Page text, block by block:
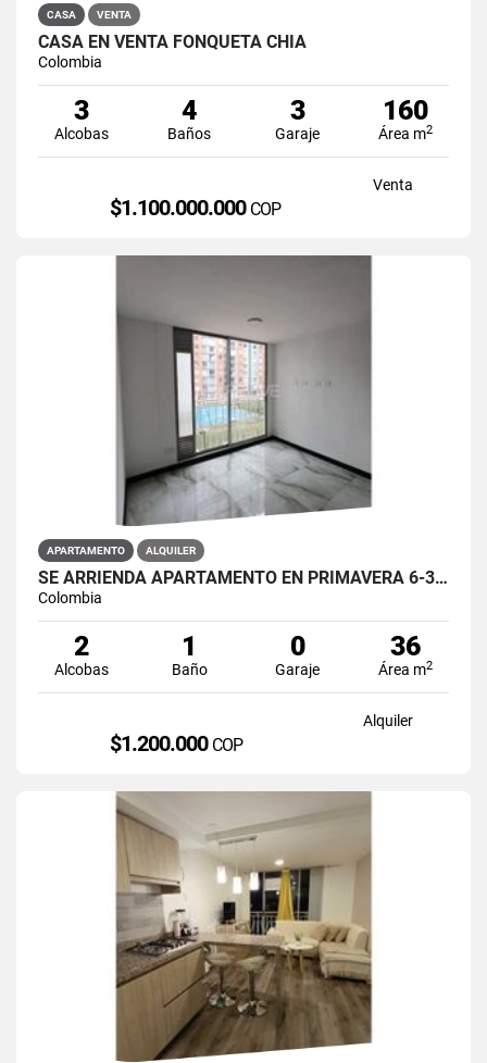
CASA VENTA
CASA EN VENTA FONQUETÁ CHÍA
Colombia
3
Alcobas
4
Baños
3
Garaje
160
Área m2
Venta
$1.100.000.000 COP
APARTAMENTO ALQUILER
SE ARRIENDA APARTAMENTO EN PRIMAVERA 6-39 ET 2 PISO 3 PARS ESTRENAR
Colombia
2
Alcobas
1
Baño
0
Garaje
36
Área m2
Alquiler
$1.200.000 COP